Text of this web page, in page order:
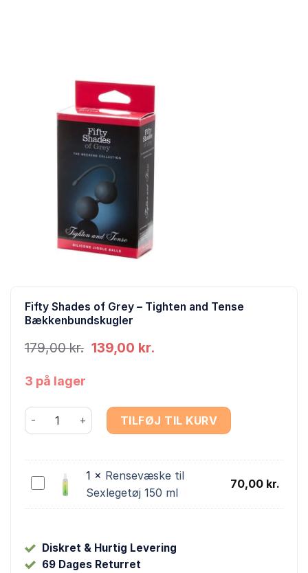
Fifty Shades of Grey – Tighten and Tense
Bækkenbundskugler
179,00kr. Den
oprindelige
139,00 kr.Den
3 på lager
Fifty Shades of Grey - Tighten and Tense
TILFØJ TIL KURV
Rensevæske
ml
1 × Rensevæske til
Sexlegetøj 150 ml
70,00 kr.
Diskret & Hurtig Levering
69 Dages Returret